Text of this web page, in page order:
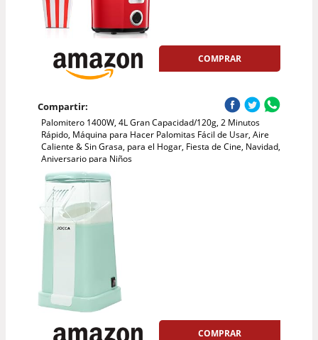
COMPRAR
Compartir:
Palomitero 1400W, 4L Gran Capacidad/120g, 2 Minutos
Rápido, Máquina para Hacer Palomitas Fácil de Usar, Aire
Caliente & Sin Grasa, para el Hogar, Fiesta de Cine, Navidad,
Aniversario para Niños
COMPRAR